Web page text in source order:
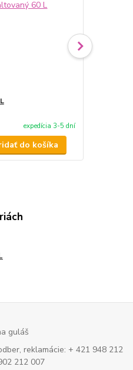
expedícia 3-5 dní
do košíka
guláš
reklamácie: + 421 948 212
212 007